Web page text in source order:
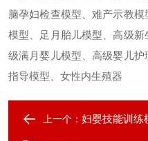
脑孕妇检查模型、难产示教
模型、足月胎儿模型、高级
级满月婴儿模型、高级婴儿
指导模型、女性内生殖器
上一个： 妇婴技能训练